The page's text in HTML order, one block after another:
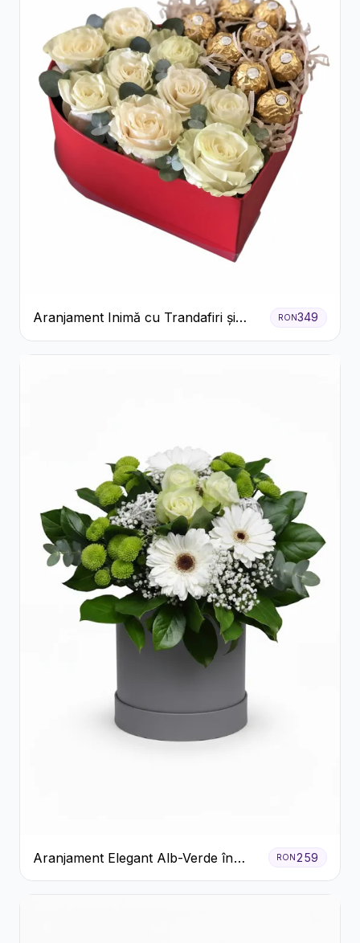
Aranjament Inimă cu Trandafiri și
Praline Ferrero
RON349
Aranjament Elegant Alb-Verde în
Cutie Gri
RON259